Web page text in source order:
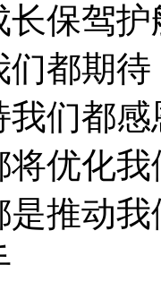
长保驾护
们都期待
我们都感
优化
推动